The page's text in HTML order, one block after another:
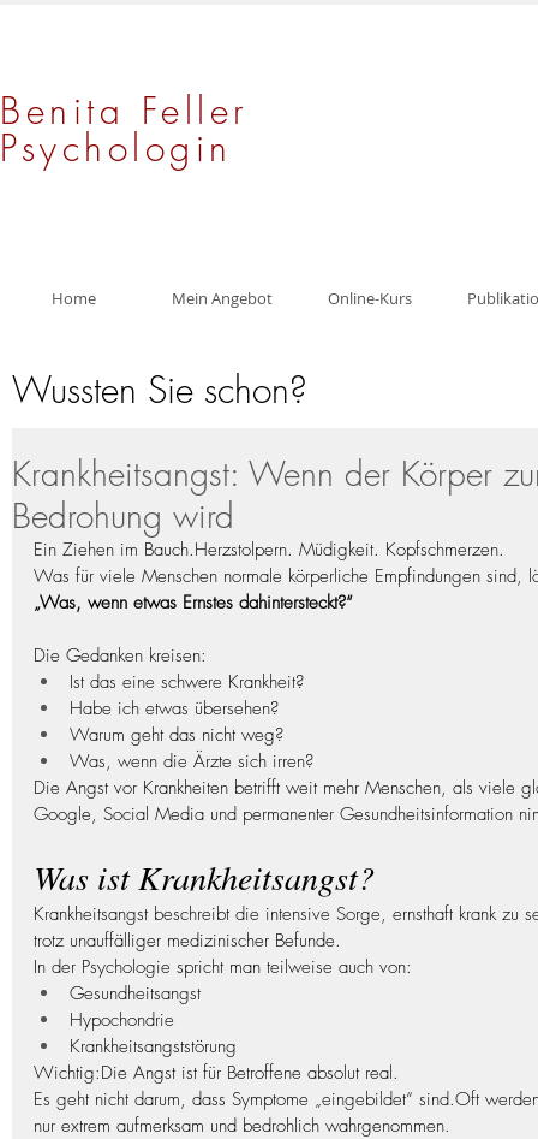
Benita Feller
Psychologin
Home Mein Angebot Online-Kurs
Wussten Sie schon?
Krankheitsangst: Wenn der Körper
Bedrohung wird
Ein Ziehen im Bauch.Herzstolpern. Müdigkeit. Kopfschmerzen.
Was für viele Menschen normale körperliche Empfindungen sind,
„Was, wenn etwas Ernstes dahintersteckt?“
Die Gedanken kreisen:
Ist das eine schwere Krankheit?
Habe ich etwas übersehen?
Warum geht das nicht weg?
Was, wenn die Ärzte sich irren?
Die Angst vor Krankheiten betrifft weit mehr Menschen, als viele
Google, Social Media und permanenter Gesundheitsinformation
Was ist Krankheitsangst?
Krankheitsangst beschreibt die intensive Sorge, ernsthaft krank zu
trotz unauffälliger medizinischer Befunde.
In der Psychologie spricht man teilweise auch von:
Gesundheitsangst
Hypochondrie
Krankheitsangststörung
Wichtig:Die Angst ist für Betroffene absolut real.
Es geht nicht darum, dass Symptome „eingebildet“ sind.Oft
nur extrem aufmerksam und bedrohlich wahrgenommen.